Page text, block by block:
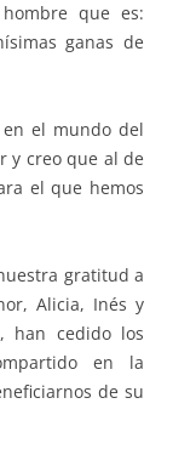
que es:
ganas de
el mundo del
y creo que al de
el que hemos
gratitud a
Alicia, Inés y
han cedido los
en la
de su